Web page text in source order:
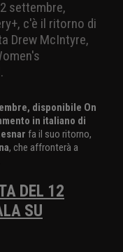
settembre,
c'è il ritorno di
Drew McIntyre,
disponibile On
in italiano di
fa il suo ritorno,
, che affronterà a
DEL 12
SU